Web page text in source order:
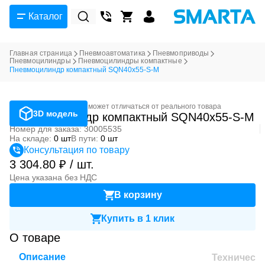
Каталог
Главная страница Пневмоавтоматика
Пневмоприводы
Пневмоцилиндры
Пневмоцилиндры компактные
Пневмоцилиндр компактный SQN40x55-S-M
3D модель
Фотография может отличаться от реального товара
Пневмоцилиндр компактный SQN40x55-S-M
Номер для заказа: 30005535
На складе: 0 штВ пути: 0 шт
Консультация по товару
3 304.80 ₽ / шт.
Цена указана без НДС
В корзину
Купить в 1 клик
О товаре
Описание